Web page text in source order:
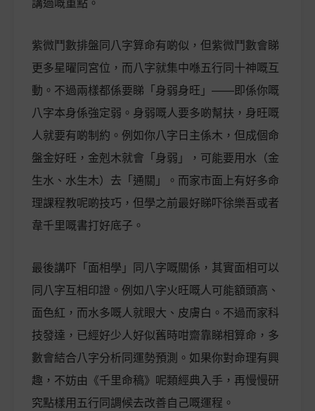
紫微鬥數排盤同八字算命有啲似，但紫微鬥數會睇
更多星曜同宮位，而八字就集中喺五行同十神嘅互
動。不過兩樣都係要睇「身弱身旺」——即係你嘅
八字本身係強定弱。身弱嘅人要多啲幫扶，身旺嘅
人就要有啲制約。例如你八字日主係木，但成個命
盤金好旺，金剋木就會「身弱」，可能要用水（金
生水、水生木）去「通關」。而家市面上有好多命
理課程教呢啲技巧，但學之前最好睇吓徐樂吾或者
韋千里嘅書打好底子。
最後講吓「面相學」同八字嘅關係，其實面相可以
同八字互相印證。例如八字火旺嘅人可能額頭高、
面色紅，而水多嘅人就眼大、皮膚白。不過而家科
技發達，已經好少人好似舊時咁齋靠睇相算命，多
數會結合八字分析同運勢預測。如果你對命理有興
趣，不妨由《千里命稿》呢類經典入手，再慢慢研
究點樣用五行同調候去改善自己嘅運程。